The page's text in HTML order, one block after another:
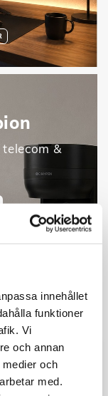
innehållet
funktioner
Vi
och annan
och
med.
&